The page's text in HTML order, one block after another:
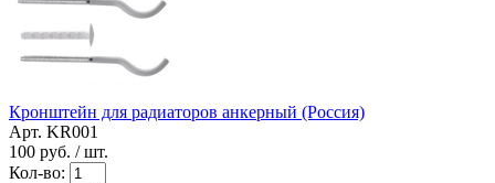
Кронштейн для радиаторов анкерный (Россия)
Арт. KR001
100 руб. / шт.
Кол-во: